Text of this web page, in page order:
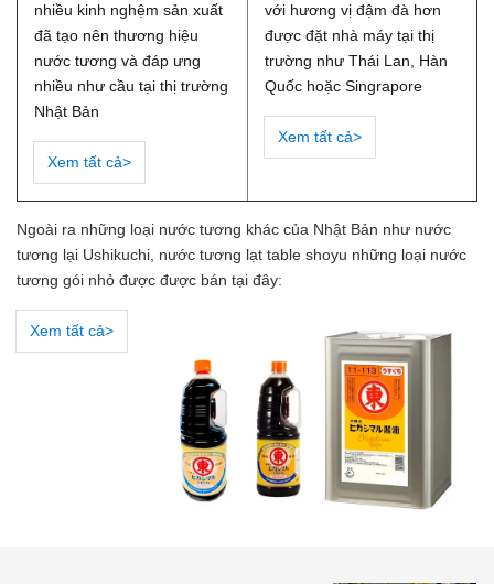
nhiều kinh nghệm sản xuất
đã tạo nên thương hiệu
nước tương và đáp ưng
nhiều như cầu tại thị trường
Nhật Bản
Xem tất cả>
với hương vị đậm đà hơn
được đặt nhà máy tại thị
trường như Thái Lan, Hàn
Quốc hoặc Singrapore
Xem tất cả>
Ngoài ra những loại nước tương khác của Nhật Bản như nước
tương lại Ushikuchi, nước tương lạt table shoyu những loại nước
tương gói nhỏ được được bán tại đây:
Xem tất cả>